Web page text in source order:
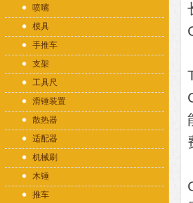
喷嘴
模具
手推车
支架
工具尺
滑锤装置
散热器
适配器
机械刷
木锤
推车